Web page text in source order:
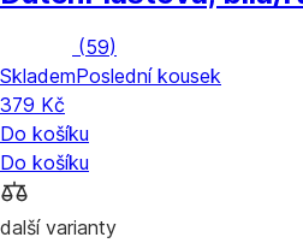
(59)
SklademPoslední kousek
379 Kč
Do košíku
Do košíku
další varianty